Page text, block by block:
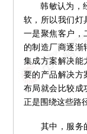
韩敏认为，经
软，所以我们灯
一是聚焦客户，
的制造厂商逐渐
集成方案解决能
要的产品解决方
布局就会比较成
正是围绕这些路
其中，服务的